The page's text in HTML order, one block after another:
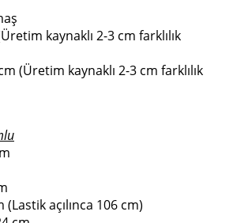
kaynaklı 2-3 cm farklılık
(Üretim kaynaklı 2-3 cm farklılık
açılınca 106 cm)